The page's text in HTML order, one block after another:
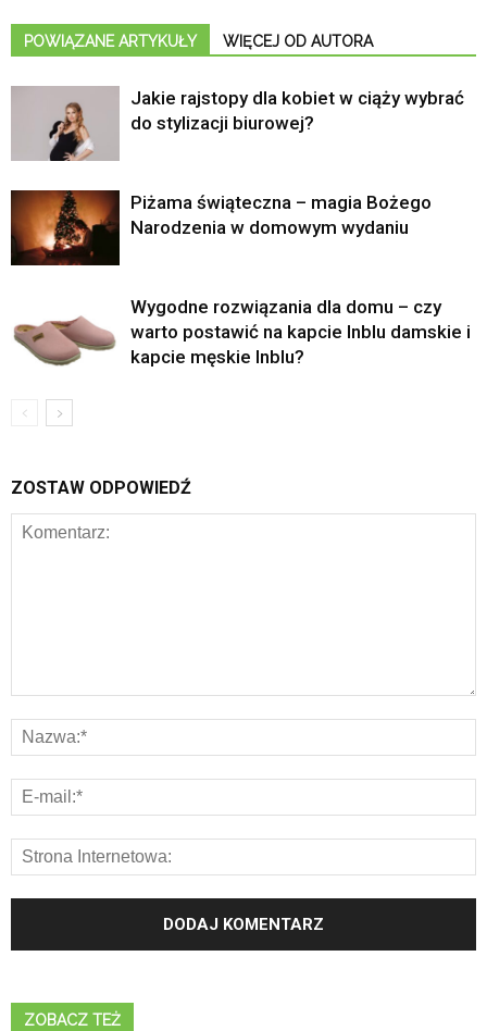
POWIĄZANE ARTYKUŁY WIĘCEJ OD AUTORA
Jakie rajstopy dla kobiet w ciąży wybrać
do stylizacji biurowej?
Piżama świąteczna – magia Bożego
Narodzenia w domowym wydaniu
Wygodne rozwiązania dla domu – czy
warto postawić na kapcie Inblu damskie i
kapcie męskie Inblu?
ZOSTAW ODPOWIEDŹ
ZOBACZ TEŻ